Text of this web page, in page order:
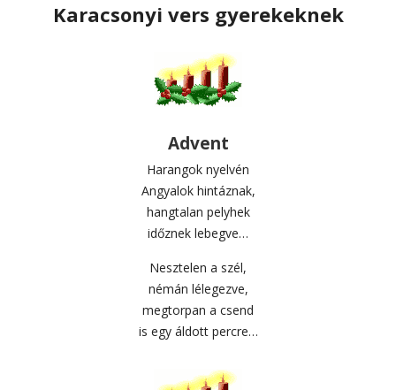
Karacsonyi vers gyerekeknek
Advent
Harangok nyelvén
Angyalok hintáznak,
hangtalan pelyhek
időznek lebegve…
Nesztelen a szél,
némán lélegezve,
megtorpan a csend
is egy áldott percre…